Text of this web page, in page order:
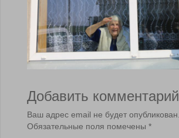
Добавить комментарий
Ваш адрес email не будет опубликован.
Обязательные поля помечены *